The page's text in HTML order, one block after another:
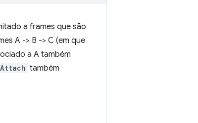
a frames que são
A -> B -> C (em que
a A também
também